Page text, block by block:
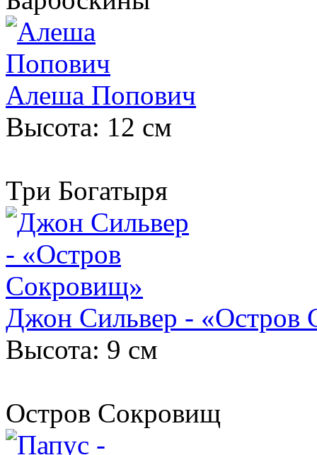
Алеша Попович
Высота: 12 см
Три Богатыря
Джон Сильвер - «Остров
Высота: 9 см
Остров Сокровищ